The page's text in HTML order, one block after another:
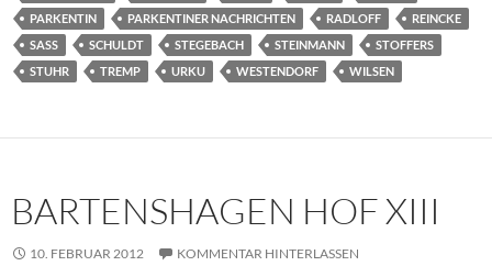
PARKENTIN
PARKENTINER NACHRICHTEN RADLOFF
REINCKE
SASS
SCHULDT STEGEBACH STEINMANN
STOFFERS
STUHR
TREMP URKU WESTENDORF WILSEN
BARTENSHAGEN HOF XIII
10. FEBRUAR 2012 KOMMENTAR HINTERLASSEN